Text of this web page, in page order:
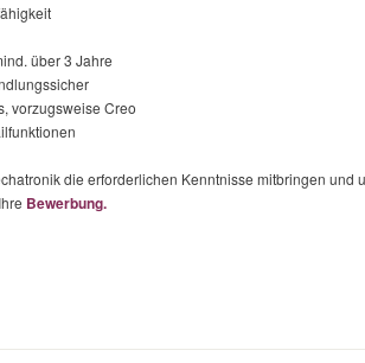
über 3 Jahre
vorzugsweise Creo
die erforderlichen Kenntnisse mitbringen und
Bewerbung.